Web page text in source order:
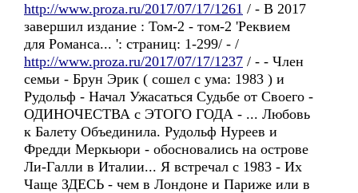
http://www.proza.ru/2017/07/17/1261 / - В 2017
завершил издание : Том-2 - том-2 'Реквием
для Романса... ': страниц: 1-299/ - /
http://www.proza.ru/2017/07/17/1237 / - - Член
семьи - Брун Эрик ( сошел с ума: 1983 ) и
Рудольф - Начал Ужасаться Судьбе от Своего -
ОДИНОЧЕСТВА с ЭТОГО ГОДА - ... Любовь
к Балету Объединила. Рудольф Нуреев и
Фредди Меркьюри - обосновались на острове
Ли-Галли в Италии... Я встречал с 1983 - Их
Чаще ЗДЕСЬ - чем в Лондоне и Париже или в